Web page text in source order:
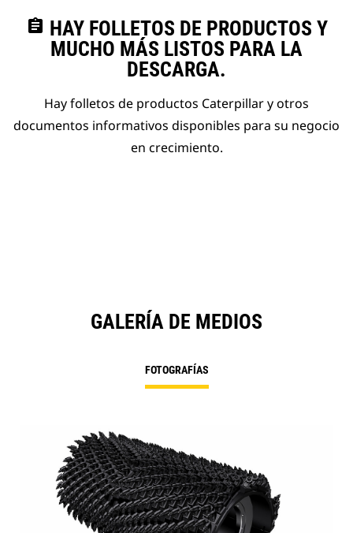
assignment HAY FOLLETOS DE PRODUCTOS Y
MUCHO MÁS LISTOS PARA LA
DESCARGA.
Hay folletos de productos Caterpillar y otros
documentos informativos disponibles para su negocio
en crecimiento.
GALERÍA DE MEDIOS
FOTOGRAFÍAS